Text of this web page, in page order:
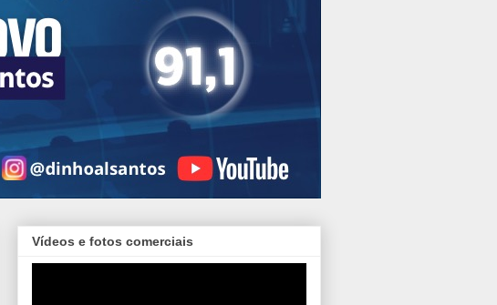
Vídeos e fotos comerciais